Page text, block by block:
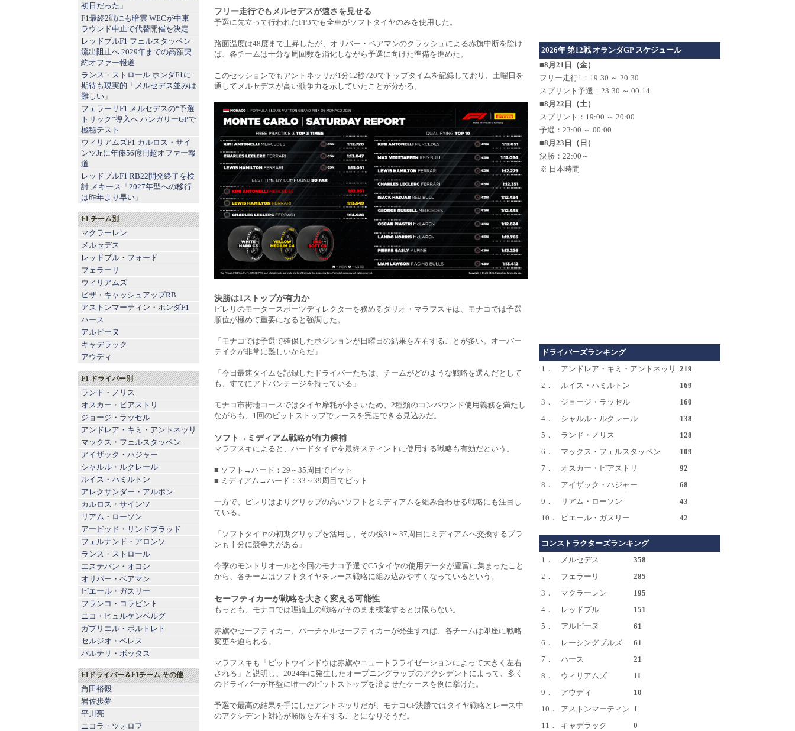
フリー走行でもメルセデスが速さを見せる
予選に先立って行われたFP3でも全車がソフトタイヤのみを使用した。
路面温度は48度まで上昇したが、オリバー・ベアマンのクラッシュによる赤旗中断を除け
ば、各チームは十分な周回数を消化しながら予選に向けた準備を進めた。
このセッションでもアントネッリが1分12秒720でトップタイムを記録しており、土曜日を
通してメルセデスが高い競争力を示していたことが分かる。
決勝は1ストップが有力か
ピレリのモータースポーツディレクターを務めるダリオ・マラフスキは、モナコでは予選
順位が極めて重要になると強調した。
「モナコでは予選で確保したポジションが日曜日の結果を左右することが多い。オーバー
テイクが非常に難しいからだ」
「今日最速タイムを記録したドライバーたちは、チームがどのような戦略を選んだとして
も、すでにアドバンテージを持っている」
モナコ市街地コースではタイヤ摩耗が小さいため、2種類のコンパウンド使用義務を満たし
ながらも、1回のピットストップでレースを完走できる見込みだ。
ソフト→ミディアム戦略が有力候補
マラフスキによると、ハードタイヤを最終スティントに使用する戦略も有効だという。
■ ソフト→ハード：29～35周目でピット
■ ミディアム→ハード：33～39周目でピット
一方で、ピレリはよりグリップの高いソフトとミディアムを組み合わせる戦略にも注目し
ている。
「ソフトタイヤの初期グリップを活用し、その後31～37周目にミディアムへ交換するプラ
ンも十分に競争力がある」
今季のモントリオールと今回のモナコ予選でC5タイヤの使用データが豊富に集まったこと
から、各チームはソフトタイヤをレース戦略に組み込みやすくなっているという。
セーフティカーが戦略を大きく変える可能性
もっとも、モナコでは理論上の戦略がそのまま機能するとは限らない。
赤旗やセーフティカー、バーチャルセーフティカーが発生すれば、各チームは即座に戦略
変更を迫られる。
マラフスキも「ピットウインドウは赤旗やニュートラライゼーションによって大きく左右
される」と説明し、2024年に発生したオープニングラップのアクシデントによって、多く
のドライバーが序盤に唯一のピットストップを済ませたケースを例に挙げた。
予選で最高の結果を手にしたアントネッリだが、モナコGP決勝ではタイヤ戦略とレース中
のアクシデント対応が勝敗を左右することになりそうだ。
初日だった」
F1最終2戦にも暗雲 WECが中東
ラウンド中止で代替開催を決定
レッドブルF1 フェルスタッペン
流出阻止へ 2029年までの高額契
約オファー報道
ランス・ストロール ホンダF1に
期待も現実的「メルセデス並みは
難しい」
フェラーリF1 メルセデスの“予選
トリック”導入へ ハンガリーGPで
極秘テスト
ウィリアムズF1 カルロス・サイ
ンツJr.に年俸56億円超オファー報
道
レッドブルF1 RB22開発終了を検
討 メキース「2027年型への移行
は昨年より早い」
F1 チーム別
マクラーレン
メルセデス
レッドブル ・ フォード
フェラーリ
ウィリアムズ
ビザ・キャッシュアップRB
アストンマーティン ・ ホンダF1
ハース
アルピーヌ
キャデラック
アウディ
F1 ドライバー別
ランド・ノリス
オスカー・ピアストリ
ジョージ・ラッセル
アンドレア・キミ・アントネッリ
マックス・フェルスタッペン
アイザック・ハジャー
シャルル・ルクレール
ルイス・ハミルトン
アレクサンダー・アルボン
カルロス・サインツ
リアム・ローソン
アービッド・リンドブラッド
フェルナンド・アロンソ
ランス・ストロール
エステバン・オコン
オリバー・ベアマン
ピエール・ガスリー
フランコ・コラピント
ニコ・ヒュルケンベルグ
ガブリエル・ボルトレト
セルジオ・ペレス
バルテリ・ボッタス
F1ドライバー＆F1チーム その他
角田裕毅
岩佐歩夢
平川亮
ニコラ・ツォロフ
2026年 第12戦 オランダGP スケジュール
■8月21日（金）
フリー走行1：19:30 ～ 20:30
スプリント予選：23:30 ～ 00:14
■8月22日（土）
スプリント：19:00 ～ 20:00
予選：23:00 ～ 00:00
■8月23日（日）
決勝：22:00～
※ 日本時間
ドライバーズランキング
1．
アンドレア・キミ・アントネッリ 219
2．
ルイス・ハミルトン
169
3．
ジョージ・ラッセル
160
4．
シャルル・ルクレール
138
5．
ランド・ノリス
128
6．
マックス・フェルスタッペン
109
7．
オスカー・ピアストリ
92
8．
アイザック・ハジャー
68
9．
リアム・ローソン
43
10．
ピエール・ガスリー 42
コンストラクターズランキング
1．
メルセデス
358
2．
フェラーリ
285
3．
マクラーレン
195
4．
レッドブル
151
5．
アルピーヌ
61
6．
レーシングブルズ
61
7．
ハース
21
8．
ウィリアムズ
11
9．
アウディ
10
10．
アストンマーティン 1
11．
キャデラック 0